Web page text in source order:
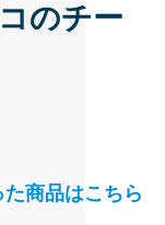
のチー
た商品はこちら